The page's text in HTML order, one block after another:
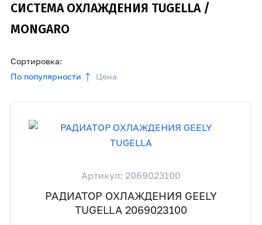
СИСТЕМА ОХЛАЖДЕНИЯ TUGELLA /
MONGARO
Сортировка:
По популярности
Цена
Артикул: 2069023100
РАДИАТОР ОХЛАЖДЕНИЯ GEELY
TUGELLA 2069023100